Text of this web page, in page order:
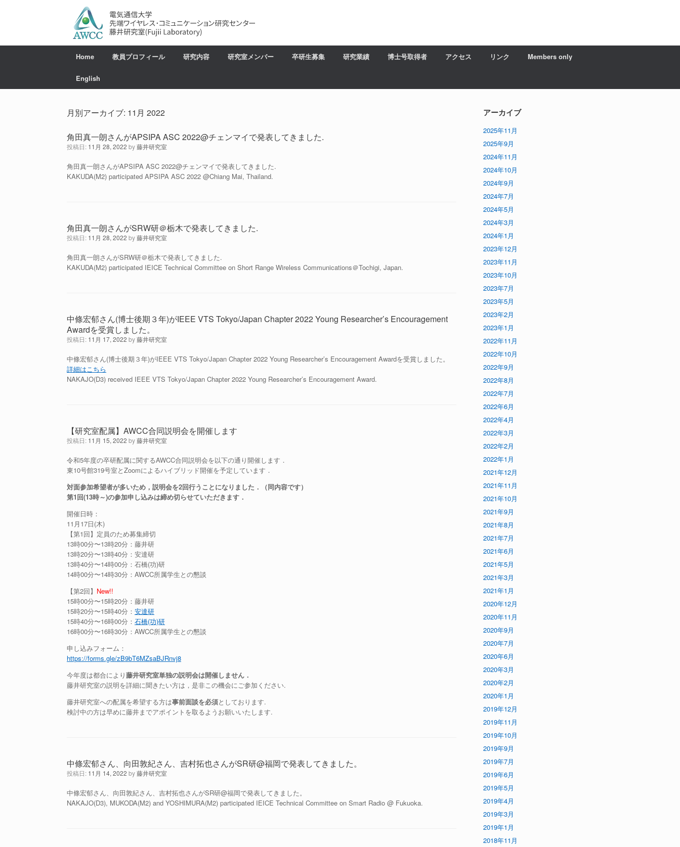
ツ
プ
Home 教員プロフィール 研究内容 研究室メンバー 卒研生募集 研究業績 博士号取得者 アクセス リンク Members only
English
月別アーカイブ: 11月 2022
角田真一朗さんがAPSIPA ASC 2022@チェンマイで発表してきました.
投稿日: 11月 28, 2022 by藤井研究室
角田真一朗さんがAPSIPA ASC 2022@チェンマイで発表してきました.
KAKUDA(M2) participated APSIPA ASC 2022 @Chiang Mai, Thailand.
角田真一朗さんがSRW研＠栃木で発表してきました.
投稿日: 11月 28, 2022 by藤井研究室
角田真一朗さんがSRW研＠栃木で発表してきました.
KAKUDA(M2) participated IEICE Technical Committee on Short Range Wireless Communications＠Tochigi, Japan.
中條宏郁さん(博士後期３年)がIEEE VTS Tokyo/Japan Chapter 2022 Young Researcher’s Encouragement
Awardを受賞しました。
投稿日: 11月 17, 2022 by藤井研究室
中條宏郁さん(博士後期３年)がIEEE VTS Tokyo/Japan Chapter 2022 Young Researcher’s Encouragement Awardを受賞しました。
詳細はこちら
NAKAJO(D3) received IEEE VTS Tokyo/Japan Chapter 2022 Young Researcher’s Encouragement Award.
【研究室配属】AWCC合同説明会を開催します
投稿日: 11月 15, 2022 by藤井研究室
令和5年度の卒研配属に関するAWCC合同説明会を以下の通り開催します．
東10号館319号室とZoomによるハイブリッド開催を予定しています．
対面参加希望者が多いため，説明会を2回行うことになりました．（同内容です）
第1回(13時～)の参加申し込みは締め切らせていただきます．
開催日時：
11月17日(木)
【第1回】定員のため募集締切
13時00分〜13時20分：藤井研
13時20分〜13時40分：安達研
13時40分〜14時00分：石橋(功)研
14時00分〜14時30分：AWCC所属学生との懇談
【第2回】 New!!
15時00分〜15時20分：藤井研
15時20分〜15時40分： 安達研
15時40分〜16時00分： 石橋(功)研
16時00分〜16時30分：AWCC所属学生との懇談
申し込みフォーム：
https://forms.gle/zB9bT6MZsaBJRnvj8
今年度は都合により藤井研究室単独の説明会は開催しません．
藤井研究室の説明を詳細に聞きたい方は，是非この機会にご参加ください.
藤井研究室への配属を希望する方は事前面談を必須としております.
検討中の方は早めに藤井までアポイントを取るようお願いいたします.
中條宏郁さん、向田敦紀さん、吉村拓也さんがSR研@福岡で発表してきました。
投稿日: 11月 14, 2022 by藤井研究室
中條宏郁さん、向田敦紀さん、吉村拓也さんがSR研@福岡で発表してきました。
NAKAJO(D3), MUKODA(M2) and YOSHIMURA(M2) participated IEICE Technical Committee on Smart Radio @ Fukuoka.
アーカイブ
2025年11月
2025年9月
2024年11月
2024年10月
2024年9月
2024年7月
2024年5月
2024年3月
2024年1月
2023年12月
2023年11月
2023年10月
2023年7月
2023年5月
2023年2月
2023年1月
2022年11月
2022年10月
2022年9月
2022年8月
2022年7月
2022年6月
2022年4月
2022年3月
2022年2月
2022年1月
2021年12月
2021年11月
2021年10月
2021年9月
2021年8月
2021年7月
2021年6月
2021年5月
2021年3月
2021年1月
2020年12月
2020年11月
2020年9月
2020年7月
2020年6月
2020年3月
2020年2月
2020年1月
2019年12月
2019年11月
2019年10月
2019年9月
2019年7月
2019年6月
2019年5月
2019年4月
2019年3月
2019年1月
2018年11月